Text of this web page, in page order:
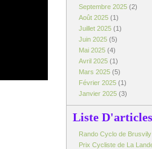
Septembre 2025 (2)
Août 2025 (1)
Juillet 2025 (1)
Juin 2025 (5)
Mai 2025 (4)
Avril 2025 (1)
Mars 2025 (5)
Février 2025 (1)
Janvier 2025 (3)
Liste D'articles
Rando Cyclo de
Prix Cycliste de La